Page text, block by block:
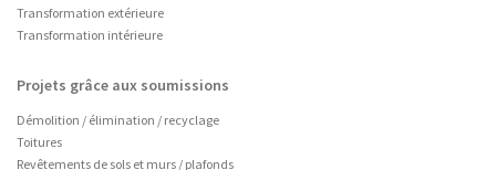
Transformation extérieure
Transformation intérieure
Projets grâce aux soumissions
Démolition / élimination / recyclage
Toitures
Revêtements de sols et murs / plafonds